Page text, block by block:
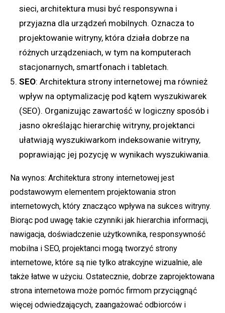
sieci, architektura musi być responsywna i
przyjazna dla urządzeń mobilnych. Oznacza to
projektowanie witryny, która działa dobrze na
różnych urządzeniach, w tym na komputerach
stacjonarnych, smartfonach i tabletach.
SEO: Architektura strony internetowej ma również
wpływ na optymalizację pod kątem wyszukiwarek
(SEO). Organizując zawartość w logiczny sposób i
jasno określając hierarchię witryny, projektanci
ułatwiają wyszukiwarkom indeksowanie witryny,
poprawiając jej pozycję w wynikach wyszukiwania.
Na wynos: Architektura strony internetowej jest
podstawowym elementem projektowania stron
internetowych, który znacząco wpływa na sukces witryny.
Biorąc pod uwagę takie czynniki jak hierarchia informacji,
nawigacja, doświadczenie użytkownika, responsywność
mobilna i SEO, projektanci mogą tworzyć strony
internetowe, które są nie tylko atrakcyjne wizualnie, ale
także łatwe w użyciu. Ostatecznie, dobrze zaprojektowana
strona internetowa może pomóc firmom przyciągnąć
więcej odwiedzających, zaangażować odbiorców i